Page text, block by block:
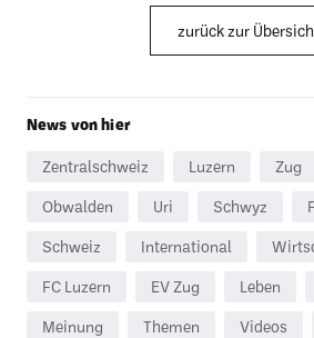
zurück zur
News von hier
Zentralschweiz Luzern Zug
Obwalden Uri Schwyz
Schweiz International
FC Luzern EV Zug Leben
Meinung Themen Videos